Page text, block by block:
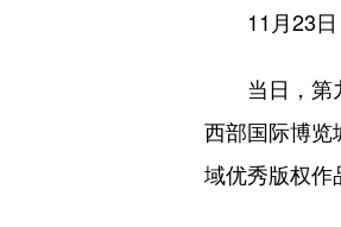
11月23日，
当日，第九
西部国际博览
域优秀版权作